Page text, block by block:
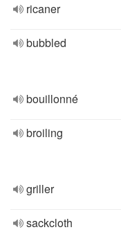
ricaner
bubbled
bouillonné
broiling
griller
sackcloth